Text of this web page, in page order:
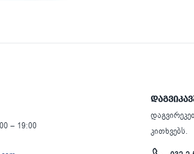
– 19:00
კითხვებს.